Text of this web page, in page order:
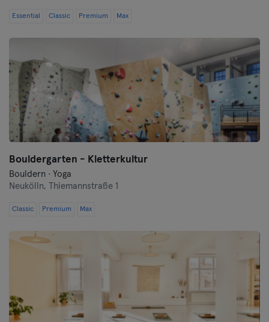
Essential Classic Premium Max
Bouldergarten - Kletterkultur
Bouldern · Yoga
Neukölln,
Thiemannstraße 1
Classic Premium Max